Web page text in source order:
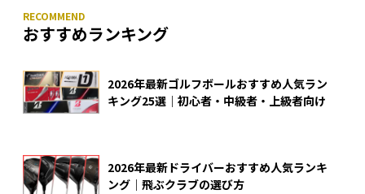
おすすめランキング
2026年最新ゴルフボールおすすめ人気ラン
キング25選｜初心者・中級者・上級者向け
2026年最新ドライバーおすすめ人気ランキ
ング｜飛ぶクラブの選び方